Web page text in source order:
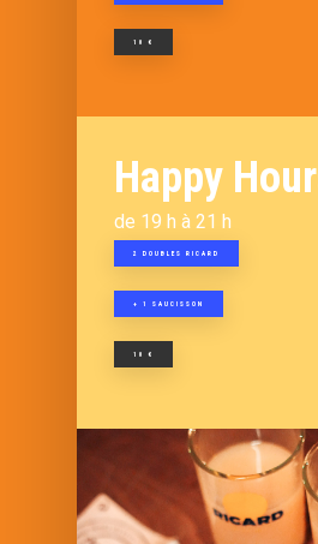
10 €
Happy
de 19 h à 21 h
2 DOUBLES RICARD
+ 1 SAUCISSON
10 €